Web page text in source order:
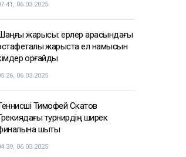
06.03.2025
жарысы: ерлер арасындағы
жарыста ел намысын
қорғайды
06.03.2025
Тимофей Скатов
турнирдің ширек
шықты
06.03.2025